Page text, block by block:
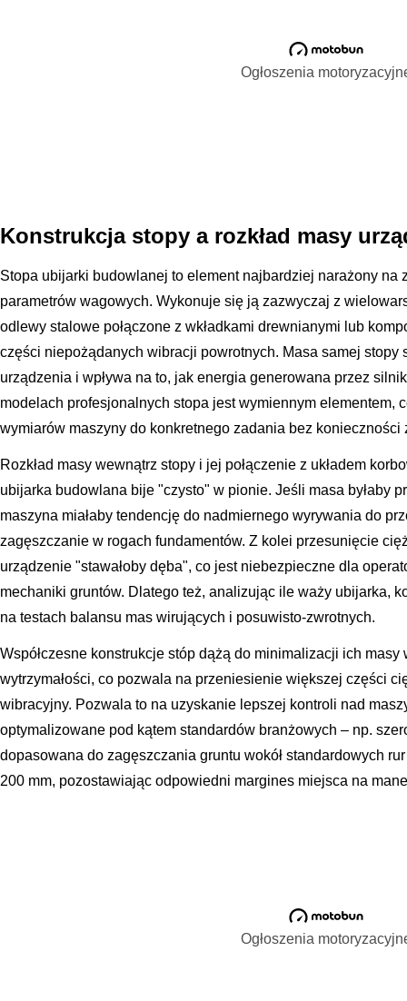
Ogłoszenia
Konstrukcja stopy a rozkład masy
Stopa ubijarki budowlanej to element najbardziej narażony na
parametrów wagowych. Wykonuje się ją zazwyczaj z
odlewy stalowe połączone z wkładkami drewnianymi lub
części niepożądanych wibracji powrotnych. Masa samej stopy
urządzenia i wpływa na to, jak energia generowana przez
modelach profesjonalnych stopa jest wymiennym elementem,
wymiarów maszyny do konkretnego zadania bez
Rozkład masy wewnątrz stopy i jej połączenie z układem
ubijarka budowlana bije "czysto" w pionie. Jeśli masa byłaby
maszyna miałaby tendencję do nadmiernego wyrywania do
zagęszczanie w rogach fundamentów. Z kolei przesunięcie
urządzenie "stawałoby dęba", co jest niebezpieczne dla
mechaniki gruntów. Dlatego też, analizując ile waży ubijarka,
na testach balansu mas wirujących i posuwisto-zwrotnych.
Współczesne konstrukcje stóp dążą do minimalizacji ich
wytrzymałości, co pozwala na przeniesienie większej części
wibracyjny. Pozwala to na uzyskanie lepszej kontroli nad
optymalizowane pod kątem standardów branżowych – np.
dopasowana do zagęszczania gruntu wokół standardowych
200 mm, pozostawiając odpowiedni margines miejsca na
Ogłoszenia